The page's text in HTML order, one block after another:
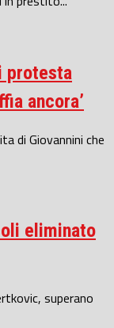
protesta
ancora’
di Giovannini che
eliminato
superano